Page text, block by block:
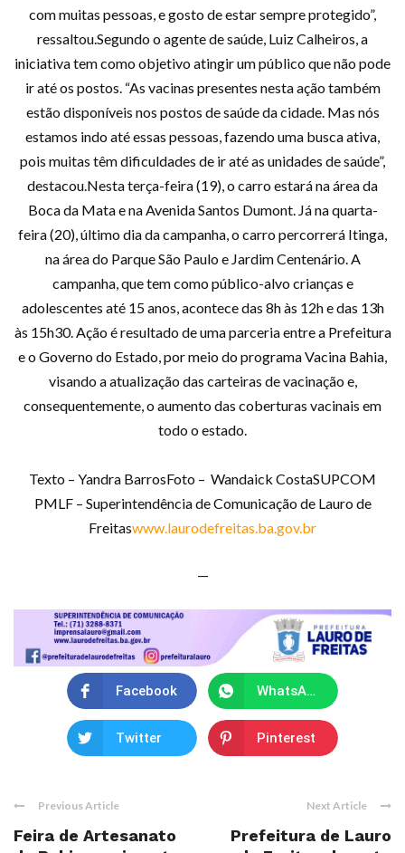
com muitas pessoas, e gosto de estar sempre protegido”,
ressaltou.Segundo o agente de saúde, Luiz Calheiros, a
iniciativa tem como objetivo atingir um público que não pode
ir até os postos. “As vacinas presentes nesta ação também
estão disponíveis nos postos de saúde da cidade. Mas nós
estamos indo até essas pessoas, fazendo uma busca ativa,
pois muitas têm dificuldades de ir até as unidades de saúde”,
destacou.Nesta terça-feira (19), o carro estará na área da
Boca da Mata e na Avenida Santos Dumont. Já na quarta-
feira (20), último dia da campanha, o carro percorrerá Itinga,
na área do Parque São Paulo e Jardim Centenário. A
campanha, que tem como público-alvo crianças e
adolescentes até 15 anos, acontece das 8h às 12h e das 13h
às 15h30. Ação é resultado de uma parceria entre a Prefeitura
e o Governo do Estado, por meio do programa Vacina Bahia,
visando a atualização das carteiras de vacinação e,
consequentemente, o aumento das coberturas vacinais em
todo o estado.
Texto – Yandra BarrosFoto – Wandaick CostaSUPCOM
PMLF – Superintendência de Comunicação de Lauro de
Freitaswww.laurodefreitas.ba.gov.br
—
Facebook WhatsApp
Twitter Pinterest
Previous Article
Feira de Artesanato
Next Article
Prefeitura de Lauro